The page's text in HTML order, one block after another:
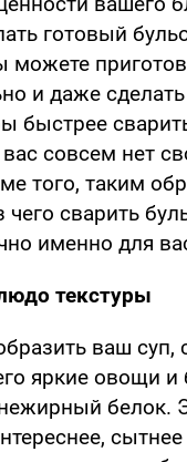
готовый
можете
и даже
быстрее
вас совсем нет
того, таким
чего сварить
именно для
текстуры
ваш суп,
яркие овощи и
белок.